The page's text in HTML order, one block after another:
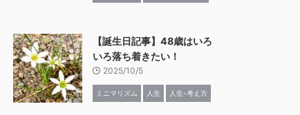
【誕生日記事】48歳はいろ
いろ落ち着きたい！
2025/10/5
ミニマリズム 人生 人生-考え方